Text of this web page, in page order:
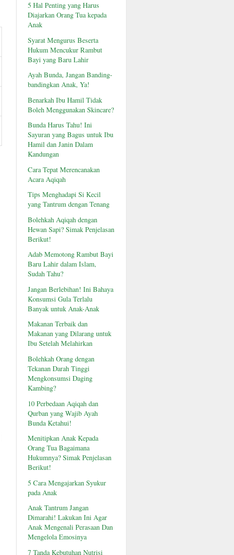
5 Hal Penting yang Harus
Diajarkan Orang Tua kepada
Anak
Syarat Mengurus Beserta
Hukum Mencukur Rambut
Bayi yang Baru Lahir
Ayah Bunda, Jangan Banding-
bandingkan Anak, Ya!
Benarkah Ibu Hamil Tidak
Boleh Menggunakan Skincare?
Bunda Harus Tahu! Ini
Sayuran yang Bagus untuk Ibu
Hamil dan Janin Dalam
Kandungan
Cara Tepat Merencanakan
Acara Aqiqah
Tips Menghadapi Si Kecil
yang Tantrum dengan Tenang
Bolehkah Aqiqah dengan
Hewan Sapi? Simak Penjelasan
Berikut!
Adab Memotong Rambut Bayi
Baru Lahir dalam Islam,
Sudah Tahu?
Jangan Berlebihan! Ini Bahaya
Konsumsi Gula Terlalu
Banyak untuk Anak-Anak
Makanan Terbaik dan
Makanan yang Dilarang untuk
Ibu Setelah Melahirkan
Bolehkah Orang dengan
Tekanan Darah Tinggi
Mengkonsumsi Daging
Kambing?
10 Perbedaan Aqiqah dan
Qurban yang Wajib Ayah
Bunda Ketahui!
Menitipkan Anak Kepada
Orang Tua Bagaimana
Hukumnya? Simak Penjelasan
Berikut!
5 Cara Mengajarkan Syukur
pada Anak
Anak Tantrum Jangan
Dimarahi! Lakukan Ini Agar
Anak Mengenali Perasaan Dan
Mengelola Emosinya
7 Tanda Kebutuhan Nutrisi